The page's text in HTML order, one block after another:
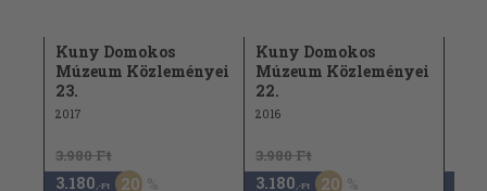
Kuny Domokos
Múzeum Közleményei
23.
2017
3.980 Ft
3.180 ,-Ft 20
Kuny Domokos
Múzeum Közleményei
22.
2016
3.980 Ft
3.180 ,-Ft 20